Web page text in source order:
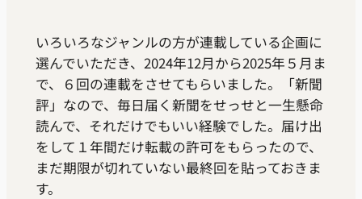
いろいろなジャンルの方が連載している企画に
選んでいただき、2024年12月から2025年５月ま
で、６回の連載をさせてもらいました。「新聞
評」なので、毎日届く新聞をせっせと一生懸命
読んで、それだけでもいい経験でした。届け出
をして１年間だけ転載の許可をもらったので、
まだ期限が切れていない最終回を貼っておきま
す。